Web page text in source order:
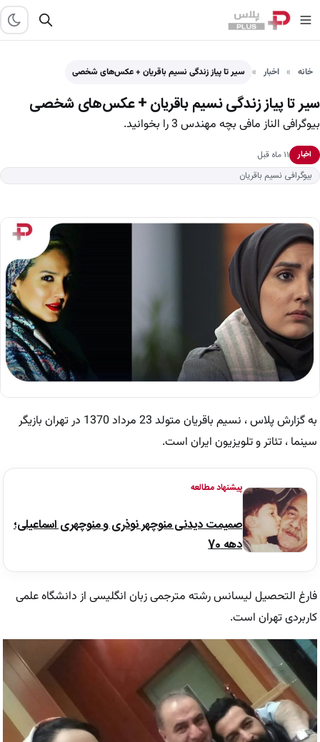
خانه اخبار سیر تا پیاز زندگی نسیم باقریان + عکس‌های شخصی
سیر تا پیاز زندگی نسیم باقریان + عکس‌های شخصی
بیوگرافی الناز مافی بچه مهندس 3 را بخوانید.
اخبار
۱۱ ماه قبل
بیوگرافی نسیم باقریان
به گزارش پلاس ، نسیم باقریان متولد 23 مرداد 1370 در تهران بازیگر
سینما ، تئاتر و تلویزیون ایران است.
پیشنهاد مطالعه
صمیمت دیدنی منوچهر نوذری و منوچهری اسماعیلی؛
دهه 70
فارغ التحصیل لیسانس رشته مترجمی زبان انگلیسی از دانشگاه علمی
کاربردی تهران است.